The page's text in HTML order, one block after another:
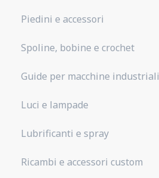
Piedini e accessori
Spoline, bobine e crochet
Guide per macchine industriali
Luci e lampade
Lubrificanti e spray
Ricambi e accessori custom